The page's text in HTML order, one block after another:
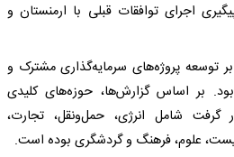
اجرای توافقات قبلی با ارمنستان و
بر توسعه پروژه‌های سرمایه‌گذاری مشترک و
بر اساس گزارش‌ها، حوزه‌های کلیدی
گرفت شامل انرژی، حمل‌ونقل، تجارت،
علوم، فرهنگ و گردشگری بوده است.